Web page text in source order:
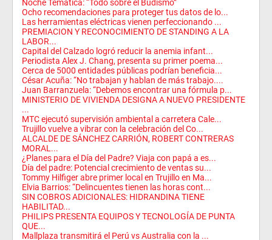
Noche Temática: “Todo sobre el Budismo”
Ocho recomendaciones para proteger tus datos de lo...
Las herramientas eléctricas vienen perfeccionando ...
PREMIACION Y RECONOCIMIENTO DE STANDING A LA
LABOR...
Capital del Calzado logró reducir la anemia infant...
Periodista Alex J. Chang, presenta su primer poema...
Cerca de 5000 entidades públicas podrían beneficia...
César Acuña: “No trabajan y hablan de más trabajo....
Juan Barranzuela: “Debemos encontrar una fórmula p...
MINISTERIO DE VIVIENDA DESIGNA A NUEVO PRESIDENTE
...
MTC ejecutó supervisión ambiental a carretera Cale...
Trujillo vuelve a vibrar con la celebración del Co...
ALCALDE DE SÁNCHEZ CARRIÓN, ROBERT CONTRERAS
MORAL...
¿Planes para el Día del Padre? Viaja con papá a es...
Día del padre: Potencial crecimiento de ventas su...
Tommy Hilfiger abre primer local en Trujillo en Ma...
Elvia Barrios: “Delincuentes tienen las horas cont...
SIN COBROS ADICIONALES: HIDRANDINA TIENE
HABILITAD...
PHILIPS PRESENTA EQUIPOS Y TECNOLOGÍA DE PUNTA
QUE...
Mallplaza transmitirá el Perú vs Australia con la ...